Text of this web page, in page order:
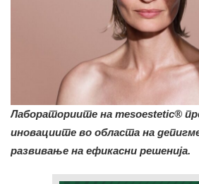
Лабораториите на mesoestetic®
иновациите во областа на
развивање на ефикасни решенија.